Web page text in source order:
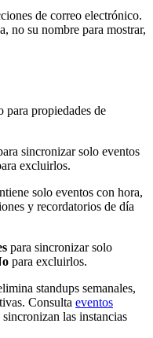
de correo electrónico.
no su nombre para mostrar,
propiedades de
sincronizar solo eventos
excluirlos.
solo eventos con hora,
y recordatorios de día
para sincronizar solo
para excluirlos.
standups semanales,
Consulta eventos
las instancias